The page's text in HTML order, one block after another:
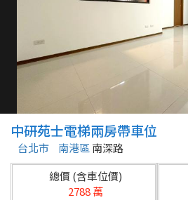
2026 新
2026 台中降價好屋限量釋出
2026 高雄降價好屋限量釋出
縣市
不限
台北市
區域
中研苑士電梯兩房帶車位
台北市 南港區 南深路
總價 (含車位價)
2788 萬